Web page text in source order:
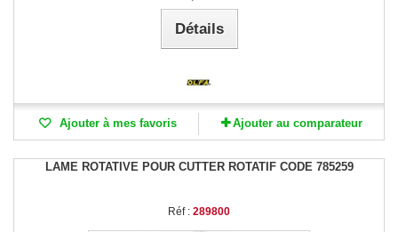
Détails
Ajouter à mes favoris Ajouter au comparateur
LAME ROTATIVE POUR CUTTER ROTATIF CODE 785259
Réf : 289800